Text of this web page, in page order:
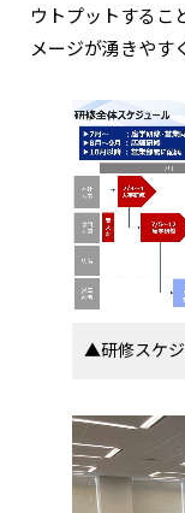
ウトプットするこ
メージが湧きやす
▲研修スケ